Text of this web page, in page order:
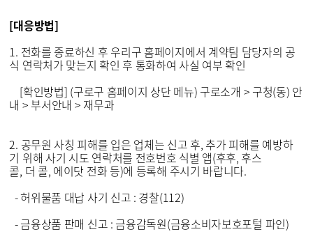
[대응방법]
1. 전화를 종료하신 후 우리구 홈페이지에서 계약팀 담당자의 공
식 연락처가 맞는지 확인 후 통화하여 사실 여부 확인
[확인방법] (구로구 홈페이지 상단 메뉴) 구로소개 > 구청(동) 안
내 > 부서안내 > 재무과
2. 공무원 사칭 피해를 입은 업체는 신고 후, 추가 피해를 예방하
기 위해 사기 시도 연락처를 전호번호 식별 앱(후후, 후스
콜, 더 콜, 에이닷 전화 등)에 등록해 주시기 바랍니다.
- 허위물품 대납 사기 신고 : 경찰(112)
- 금융상품 판매 신고 : 금융감독원(금융소비자보호포털 파인)